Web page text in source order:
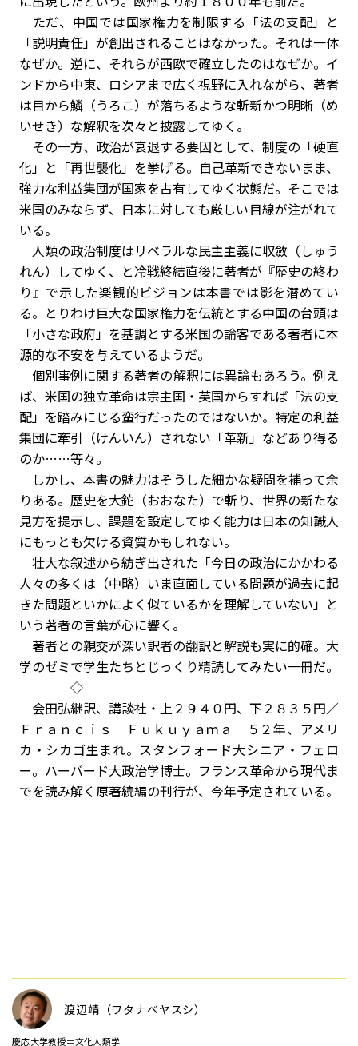
ただ、中国では国家権力を制限する「法の支配」と
「説明責任」が創出されることはなかった。それは一体
なぜか。逆に、それらが西欧で確立したのはなぜか。イ
ンドから中東、ロシアまで広く視野に入れながら、著者
は目から鱗（うろこ）が落ちるような斬新かつ明晰（め
いせき）な解釈を次々と披露してゆく。
その一方、政治が衰退する要因として、制度の「硬直
化」と「再世襲化」を挙げる。自己革新できないまま、
強力な利益集団が国家を占有してゆく状態だ。そこでは
米国のみならず、日本に対しても厳しい目線が注がれて
いる。
人類の政治制度はリベラルな民主主義に収斂（しゅう
れん）してゆく、と冷戦終結直後に著者が『歴史の終わ
り』で示した楽観的ビジョンは本書では影を潜めてい
る。とりわけ巨大な国家権力を伝統とする中国の台頭は
「小さな政府」を基調とする米国の論客である著者に本
源的な不安を与えているようだ。
個別事例に関する著者の解釈には異論もあろう。例え
ば、米国の独立革命は宗主国・英国からすれば「法の支
配」を踏みにじる蛮行だったのではないか。特定の利益
集団に牽引（けんいん）されない「革新」などあり得る
のか……等々。
しかし、本書の魅力はそうした細かな疑問を補って余
りある。歴史を大鉈（おおなた）で斬り、世界の新たな
見方を提示し、課題を設定してゆく能力は日本の知識人
にもっとも欠ける資質かもしれない。
壮大な叙述から紡ぎ出された「今日の政治にかかわる
人々の多くは（中略）いま直面している問題が過去に起
きた問題といかによく似ているかを理解していない」と
いう著者の言葉が心に響く。
著者との親交が深い訳者の翻訳と解説も実に的確。大
学のゼミで学生たちとじっくり精読してみたい一冊だ。
◇
会田弘継訳、講談社・上２９４０円、下２８３５円／
Ｆｒａｎｃｉｓ Ｆｕｋｕｙａｍａ ５２年、アメリ
カ・シカゴ生まれ。スタンフォード大シニア・フェロ
ー。ハーバード大政治学博士。フランス革命から現代ま
でを読み解く原著続編の刊行が、今年予定されている。
渡辺靖（ワタナベヤスシ）
慶応大学教授＝文化人類学